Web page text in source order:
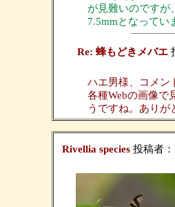
が見難いのです
7.5mmとなってい
Re: 蜂もどきメバエ
ハエ男様、コメン
各種Webの画像で
うですね。ありが
Rivellia species投稿者：